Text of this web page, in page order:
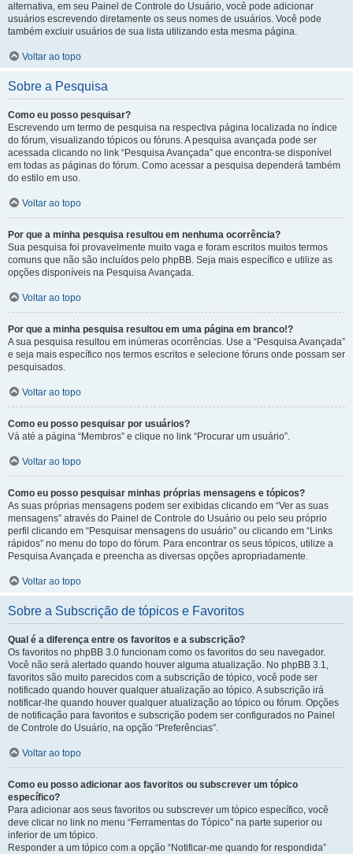
alternativa, em seu Painel de Controle do Usuário, você pode adicionar
usuários escrevendo diretamente os seus nomes de usuários. Você pode
também excluir usuários de sua lista utilizando esta mesma página.
Voltar ao topo
Sobre a Pesquisa
Como eu posso pesquisar?
Escrevendo um termo de pesquisa na respectiva página localizada no índice
do fórum, visualizando tópicos ou fóruns. A pesquisa avançada pode ser
acessada clicando no link “Pesquisa Avançada” que encontra-se disponível
em todas as páginas do fórum. Como acessar a pesquisa dependerá também
do estilo em uso.
Voltar ao topo
Por que a minha pesquisa resultou em nenhuma ocorrência?
Sua pesquisa foi provavelmente muito vaga e foram escritos muitos termos
comuns que não são incluídos pelo phpBB. Seja mais específico e utilize as
opções disponíveis na Pesquisa Avançada.
Voltar ao topo
Por que a minha pesquisa resultou em uma página em branco!?
A sua pesquisa resultou em inúmeras ocorrências. Use a “Pesquisa Avançada”
e seja mais específico nos termos escritos e selecione fóruns onde possam ser
pesquisados.
Voltar ao topo
Como eu posso pesquisar por usuários?
Vá até a página “Membros” e clique no link “Procurar um usuário”.
Voltar ao topo
Como eu posso pesquisar minhas próprias mensagens e tópicos?
As suas próprias mensagens podem ser exibidas clicando em “Ver as suas
mensagens” através do Painel de Controle do Usuário ou pelo seu próprio
perfil clicando em “Pesquisar mensagens do usuário” ou clicando em “Links
rápidos” no menu do topo do fórum. Para encontrar os seus tópicos, utilize a
Pesquisa Avançada e preencha as diversas opções apropriadamente.
Voltar ao topo
Sobre a Subscrição de tópicos e Favoritos
Qual é a diferença entre os favoritos e a subscrição?
Os favoritos no phpBB 3.0 funcionam como os favoritos do seu navegador.
Você não será alertado quando houver alguma atualização. No phpBB 3.1,
favoritos são muito parecidos com a subscrição de tópico, você pode ser
notificado quando houver qualquer atualização ao tópico. A subscrição irá
notificar-lhe quando houver qualquer atualização ao tópico ou fórum. Opções
de notificação para favoritos e subscrição podem ser configurados no Painel
de Controle do Usuário, na opção “Preferências”.
Voltar ao topo
Como eu posso adicionar aos favoritos ou subscrever um tópico
específico?
Para adicionar aos seus favoritos ou subscrever um tópico específico, você
deve clicar no link no menu “Ferramentas do Tópico” na parte superior ou
inferior de um tópico.
Responder a um tópico com a opção “Notificar-me quando for respondida”